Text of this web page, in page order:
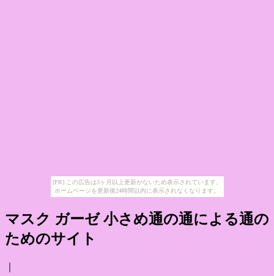
[PR] この広告は3ヶ月以上更新がないため表示されています。
ホームページを更新後24時間以内に表示されなくなります。
マスク ガーゼ 小さめ通の通による通の
ためのサイト